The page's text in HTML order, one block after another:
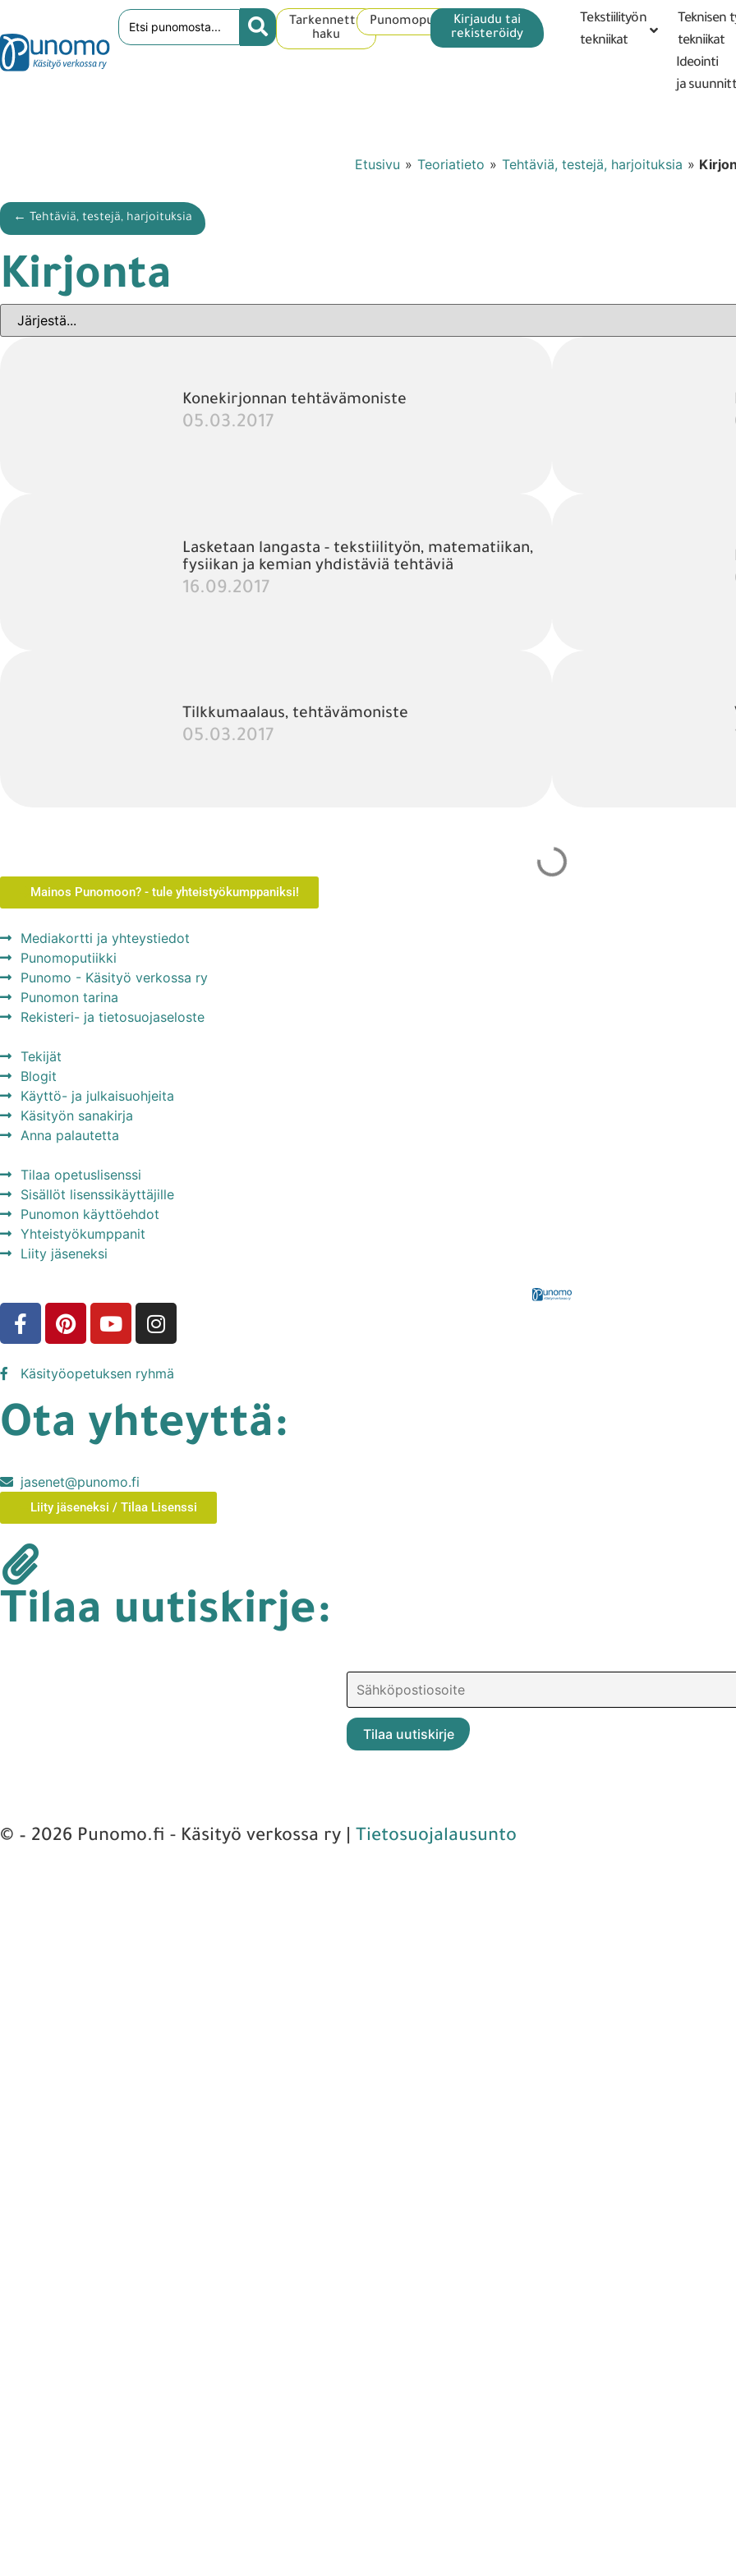
Tarkennettu
haku
PunomoputiikkiKirjaudu tai
rekisteröidy
Tekstiilityön
tekniikat
Teknisen
tekniikat
Ideointi
ja
Etusivu » Teoriatieto » Tehtäviä, testejä, harjoituksia »
← Tehtäviä, testejä, harjoituksia
Kirjonta
Konekirjonnan tehtävämoniste
05.03.2017
Lasketaan langasta - tekstiilityön, matematiikan,
fysiikan ja kemian yhdistäviä tehtäviä
16.09.2017
Tilkkumaalaus, tehtävämoniste
05.03.2017
Mainos Punomoon? - tule yhteistyökumppaniksi!
Mediakortti ja yhteystiedot
Punomoputiikki
Punomo - Käsityö verkossa ry
Punomon tarina
Rekisteri- ja tietosuojaseloste
Tekijät
Blogit
Käyttö- ja julkaisuohjeita
Käsityön sanakirja
Anna palautetta
Tilaa opetuslisenssi
Sisällöt lisenssikäyttäjille
Punomon käyttöehdot
Yhteistyökumppanit
Liity jäseneksi
Käsityöopetuksen ryhmä
Ota yhteyttä:
jasenet@punomo.fi
Liity jäseneksi / Tilaa Lisenssi
Tilaa uutiskirje:
© – 2026 Punomo.fi - Käsityö verkossa ry | Tietosuojalausunto